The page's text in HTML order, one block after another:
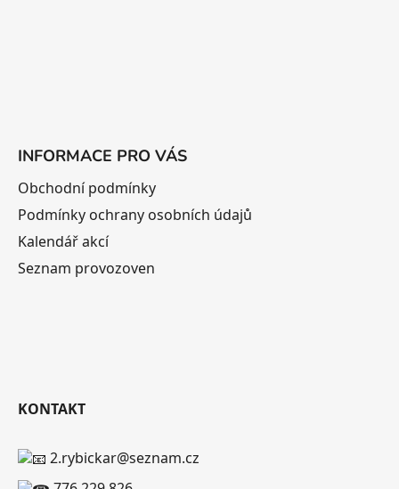
INFORMACE PRO VÁS
Obchodní podmínky
Podmínky ochrany osobních údajů
Kalendář akcí
Seznam provozoven
KONTAKT
2.rybickar@seznam.cz